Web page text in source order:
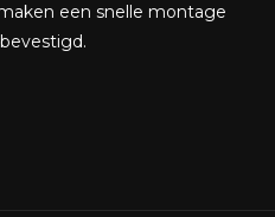
een snelle montage